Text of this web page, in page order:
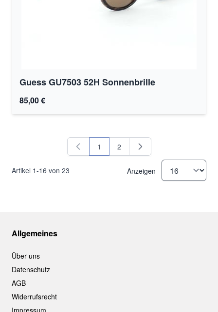
Guess GU7503 52H Sonnenbrille
85,00 €
Artikel 1-16 von 23
Sie lesen gerade Seite
1 Seite
2
Anzeigen
Allgemeines
Über uns
Datenschutz
AGB
Widerrufsrecht
Impressum